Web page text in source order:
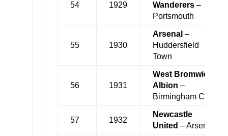
54 1929
Wanderers–
Portsmouth
55 1930
Arsenal –
Huddersfield
Town
56 1931
West Bromwich
Albion –
Birmingham City
57 1932
Newcastle
United – Arsenal